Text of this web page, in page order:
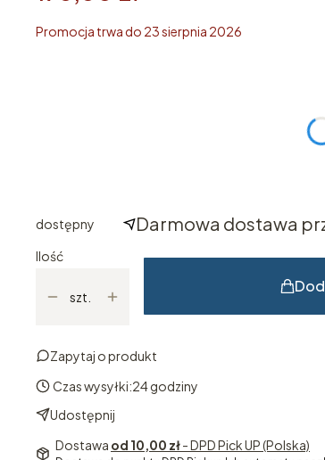
Promocja trwa do 23 sierpnia 2026
dostępny Darmowa dostawa
Ilość
szt.
Zapytaj o produkt
Czas wysyłki:24 godziny
Udostępnij
Dostawa od 10,00 zł- DPD Pick UP (Polska)